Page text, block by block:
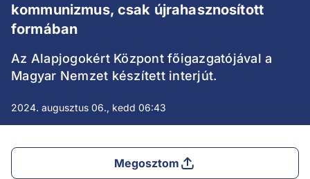
kommunizmus, csak újrahasznosított
formában
Az Alapjogokért Központ főigazgatójával a
Magyar Nemzet készített interjút.
2024. augusztus 06., kedd 06:43
Megosztom